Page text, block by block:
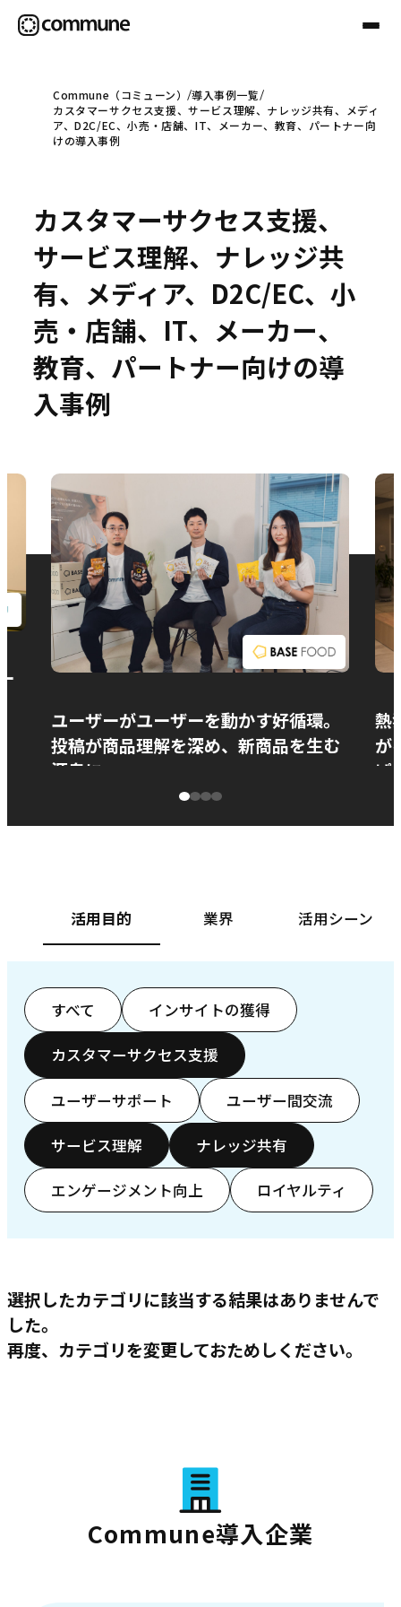
Communeについて
事例
セミナー
お役立ち情報
Commune（コミューン）
導入事例一覧
カスタマーサクセス支援、サービス理解、ナレッジ共有、メディ
ア、D2C/EC、小売・店舗、IT、メーカー、教育、パートナー向
けの導入事例
カスタマーサクセス支援、
サービス理解、ナレッジ共
有、メディア、D2C/EC、小
売・店舗、IT、メーカー、
教育、パートナー向けの導
入事例
ユーザーがユーザーを動かす好循環。
投稿が商品理解を深め、新商品を生む
源泉に
熱
が
ぱ
活用目的 業界 活用シーン
すべて インサイトの獲得
カスタマーサクセス支援
ユーザーサポート ユーザー間交流
サービス理解 ナレッジ共有
エンゲージメント向上 ロイヤルティ
選択したカテゴリに該当する結果はありませんで
した。
再度、カテゴリを変更しておためしください。
Commune導入企業